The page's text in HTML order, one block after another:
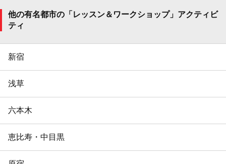
他の有名都市の「レッスン＆ワークショップ」アクティビ
ティ
新宿
浅草
六本木
恵比寿・中目黒